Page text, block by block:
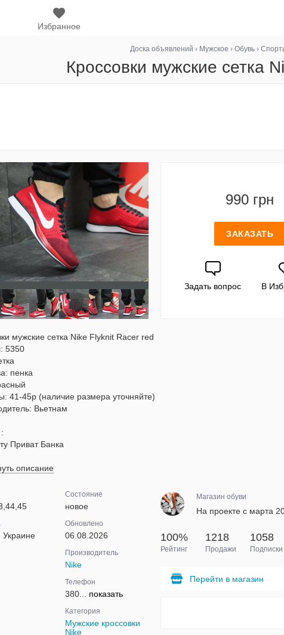
Избранное
Доска объявлений › Мужское › Обувь ›
Кроссовки мужские сетка
990 грн
ЗАКАЗАТЬ
Задать вопрос В
мужские сетка Nike Flyknit Racer red
5350
пенка
41-45р (наличие размера уточняйте)
Вьетнам
Приват Банка
описание
Украине
Состояние
новое
Обновлено
06.08.2026
Производитель
Nike
Телефон
380... показать
Категория
Мужские кроссовки
Nike
Магазин обуви
На проекте с марта
100%
Рейтинг
1218
Продажи
1058
Подписки
Перейти в магазин